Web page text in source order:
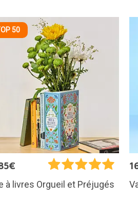
50
à livres Orgueil et Préjugés